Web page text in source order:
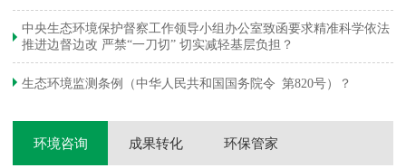
中央生态环境保护督察工作领导小组办公室致函要求精准科学依法
推进边督边改 严禁“一刀切” 切实减轻基层负担？
生态环境监测条例（中华人民共和国国务院令 第820号）？
环境咨询 成果转化 环保管家